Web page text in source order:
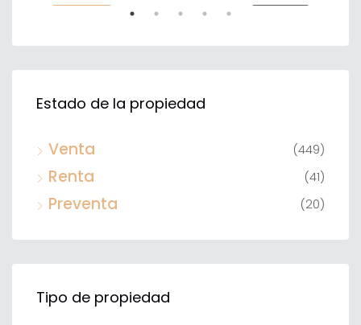
VENTA
Estado de la propiedad
Venta (449)
Renta (41)
Preventa (20)
Tipo de propiedad